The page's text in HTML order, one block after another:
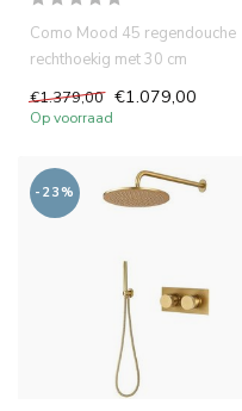
Como Mood 45 regendouche
rechthoekig met 30 cm
verouderd i...
€1.379,00 €1.079,00
Op voorraad
-23%